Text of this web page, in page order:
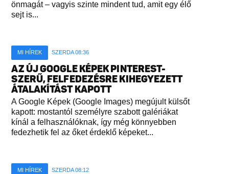
önmagát – vagyis szinte mindent tud, amit egy élő
sejt is...
MI HÍREK SZERDA 08:36
AZ ÚJ GOOGLE KÉPEK PINTEREST-
SZERŰ, FELFEDEZÉSRE KIHEGYEZETT
ÁTALAKÍTÁST KAPOTT
A Google Képek (Google Images) megújult külsőt
kapott: mostantól személyre szabott galériákat
kínál a felhasználóknak, így még könnyebben
fedezhetik fel az őket érdeklő képeket...
MI HÍREK SZERDA 08:12